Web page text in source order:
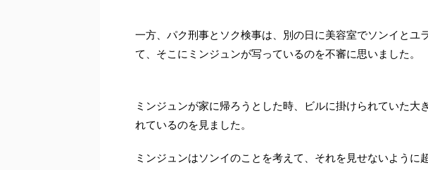
一方、パク刑事とソク検事は、別の日に美容室でソンイとユ
て、そこにミンジュンが写っているのを不審に思いました。
ミンジュンが家に帰ろうとした時、ビルに掛けられていた大
れているのを見ました。
ミンジュンはソンイのことを考えて、それを見せないように